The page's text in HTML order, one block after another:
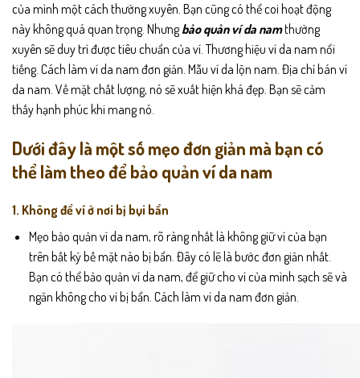
của mình một cách thường xuyên. Bạn cũng có thể coi hoạt động
này không quá quan trọng. Nhưngbảo quản ví da namthường
xuyên sẽ duy trì được tiêu chuẩn của ví. Thương hiệu ví da nam nổi
tiếng. Cách làm ví da nam đơn giản. Mẫu ví da lộn nam. Địa chỉ bán ví
da nam. Về mặt chất lượng, nó sẽ xuất hiện khá đẹp. Bạn sẽ cảm
thấy hạnh phúc khi mang nó.
Dưới đây là một số mẹo đơn giản mà bạn có
thể làm theo để bảo quản ví da nam
1. Không để ví ở nơi bị bụi bẩn
Mẹo bảo quản ví da nam, rõ ràng nhất là không giữ ví của bạn
trên bất kỳ bề mặt nào bị bẩn. Đây có lẽ là bước đơn giản nhất.
Bạn có thể bảo quản ví da nam, để giữ cho ví của mình sạch sẽ và
ngăn không cho ví bị bẩn. Cách làm ví da nam đơn giản.